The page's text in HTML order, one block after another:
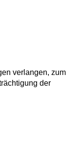
verlangen, zum
der